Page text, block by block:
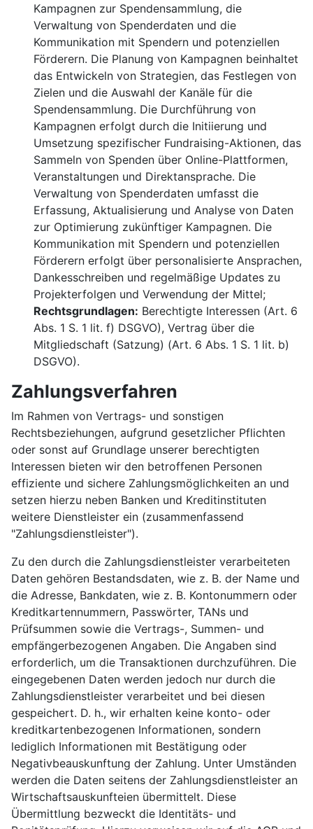
Kampagnen zur Spendensammlung, die
Verwaltung von Spenderdaten und die
Kommunikation mit Spendern und potenziellen
Förderern. Die Planung von Kampagnen beinhaltet
das Entwickeln von Strategien, das Festlegen von
Zielen und die Auswahl der Kanäle für die
Spendensammlung. Die Durchführung von
Kampagnen erfolgt durch die Initiierung und
Umsetzung spezifischer Fundraising-Aktionen, das
Sammeln von Spenden über Online-Plattformen,
Veranstaltungen und Direktansprache. Die
Verwaltung von Spenderdaten umfasst die
Erfassung, Aktualisierung und Analyse von Daten
zur Optimierung zukünftiger Kampagnen. Die
Kommunikation mit Spendern und potenziellen
Förderern erfolgt über personalisierte Ansprachen,
Dankesschreiben und regelmäßige Updates zu
Projekterfolgen und Verwendung der Mittel;
Rechtsgrundlagen: Berechtigte Interessen (Art. 6
Abs. 1 S. 1 lit. f) DSGVO), Vertrag über die
Mitgliedschaft (Satzung) (Art. 6 Abs. 1 S. 1 lit. b)
DSGVO).
Zahlungsverfahren
Im Rahmen von Vertrags- und sonstigen
Rechtsbeziehungen, aufgrund gesetzlicher Pflichten
oder sonst auf Grundlage unserer berechtigten
Interessen bieten wir den betroffenen Personen
effiziente und sichere Zahlungsmöglichkeiten an und
setzen hierzu neben Banken und Kreditinstituten
weitere Dienstleister ein (zusammenfassend
"Zahlungsdienstleister").
Zu den durch die Zahlungsdienstleister verarbeiteten
Daten gehören Bestandsdaten, wie z. B. der Name und
die Adresse, Bankdaten, wie z. B. Kontonummern oder
Kreditkartennummern, Passwörter, TANs und
Prüfsummen sowie die Vertrags-, Summen- und
empfängerbezogenen Angaben. Die Angaben sind
erforderlich, um die Transaktionen durchzuführen. Die
eingegebenen Daten werden jedoch nur durch die
Zahlungsdienstleister verarbeitet und bei diesen
gespeichert. D. h., wir erhalten keine konto- oder
kreditkartenbezogenen Informationen, sondern
lediglich Informationen mit Bestätigung oder
Negativbeauskunftung der Zahlung. Unter Umständen
werden die Daten seitens der Zahlungsdienstleister an
Wirtschaftsauskunfteien übermittelt. Diese
Übermittlung bezweckt die Identitäts- und